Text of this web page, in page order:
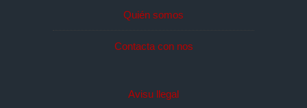
Quién somos
Contacta con nos
Avisu llegal